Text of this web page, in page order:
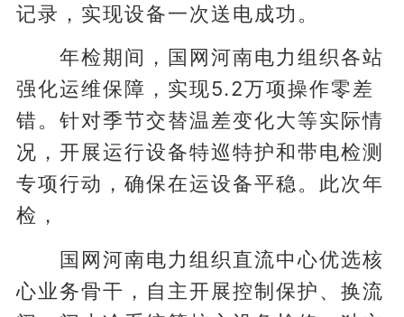
记录，实现设备一次送电成功。
年检期间，国网河南电力组织各站
强化运维保障，实现5.2万项操作零差
错。针对季节交替温差变化大等实际情
况，开展运行设备特巡特护和带电检测
专项行动，确保在运设备平稳。此次年
检，
国网河南电力组织直流中心优选核
心业务骨干，自主开展控制保护、换流